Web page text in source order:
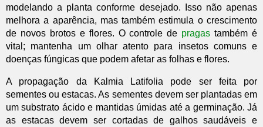
modelando a planta conforme desejado. Isso não apenas
melhora a aparência, mas também estimula o crescimento
de novos brotos e flores. O controle de pragas também é
vital; mantenha um olhar atento para insetos comuns e
doenças fúngicas que podem afetar as folhas e flores.
A propagação da Kalmia Latifolia pode ser feita por
sementes ou estacas. As sementes devem ser plantadas em
um substrato ácido e mantidas úmidas até a germinação. Já
as estacas devem ser cortadas de galhos saudáveis e